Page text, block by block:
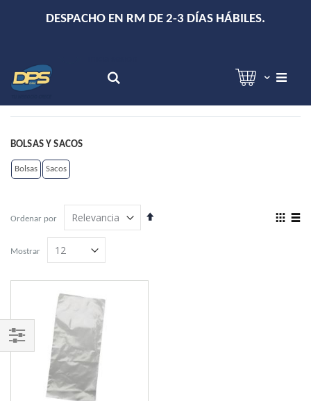
DESPACHO EN RM DE 2-3 DÍAS HÁBILES.
Ordenar por
Establecer
View
Mostrar
BOLSAS Y SACOS
Bolsas Sacos
Shop